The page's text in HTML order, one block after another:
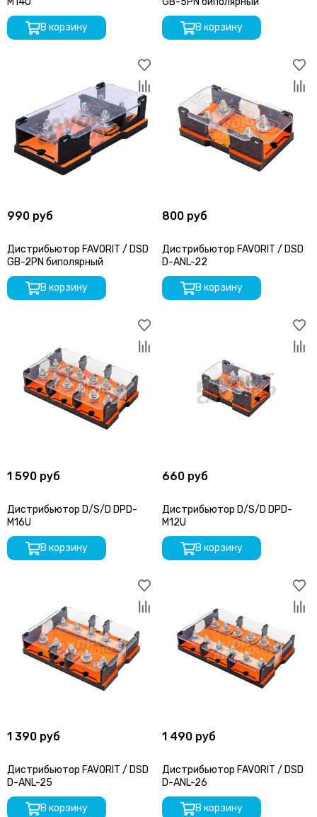
В корзину В корзину
990 руб
Дистрибьютор FAVORIT / DSD
GB-2PN биполярный
В корзину
800 руб
Дистрибьютор FAVORIT / DSD
D-ANL-22
В корзину
1 590 руб
Дистрибьютор D/S/D DPD-
M16U
В корзину
660 руб
Дистрибьютор D/S/D DPD-
M12U
В корзину
1 390 руб
Дистрибьютор FAVORIT / DSD
D-ANL-25
В корзину
1 490 руб
Дистрибьютор FAVORIT / DSD
D-ANL-26
В корзину